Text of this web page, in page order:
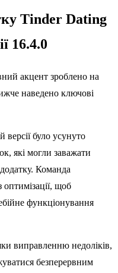
Tinder Dating
16.4.0
акцент зроблено на
наведено ключові
версії було усунуто
які могли заважати
Команда
оптимізації, щоб
функціонування
виправленню недоліків,
безперервним